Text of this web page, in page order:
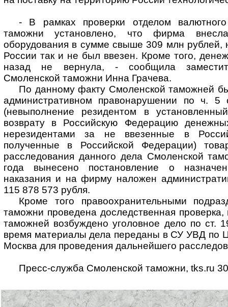
- В рамках проверки отделом
таможни установлено, что фирма
оборудования в сумме свыше 309 млн рублей,
России так и не был ввезен. Кроме того,
назад не вернула, - сообщила
Смоленской таможни Инна Грачева.
По данному факту Смоленской таможней
административном правонарушении по ч.
(невыполнение резидентом в
возврату в Российскую Федерацию
нерезидентами за не ввезенные в
полученные в Российской Федерации)
расследования данного дела Смоленской
года вынесено постановление о
наказания и на фирму наложен
115 878 573 рубля.
Кроме того правоохранительными
таможни проведена доследственная проверка,
таможней возбуждено уголовное дело по
время материалы дела переданы в СУ УВД по
Москва для проведения дальнейшего
Пресс-служба Смоленской таможни, tks.ru